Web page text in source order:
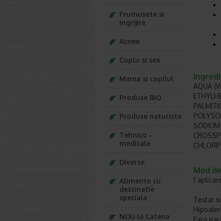
AQUA
Mod
1
Testat
Fara
Frumusete si
ingrijire
Acnee
Cuplu si sex
Mama si copilul
Produse BIO
Produse naturiste
Tehnico -
medicale
Diverse
Alimente cu
destinatie
speciala
NOU la Catena